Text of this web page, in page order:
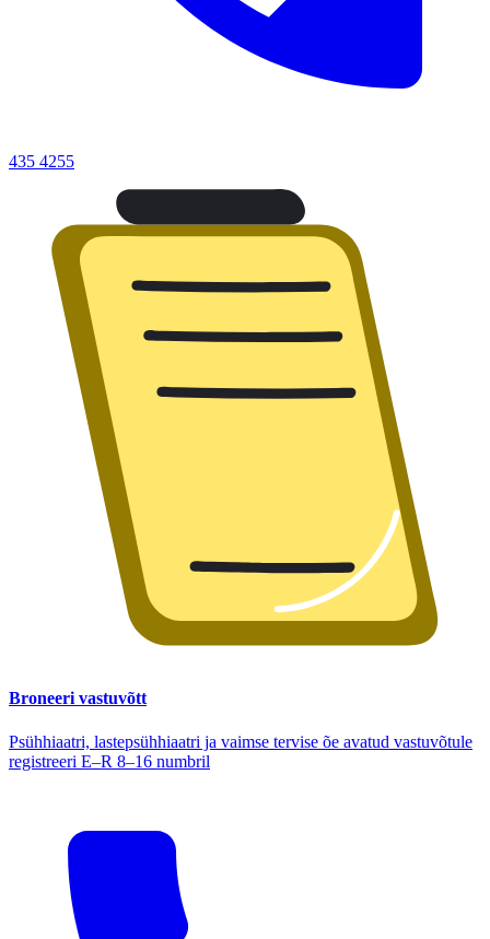
435 4255
Broneeri vastuvõtt
Psühhiaatri, lastepsühhiaatri ja vaimse tervise õe avatud vastuvõtule
registreeri E–R 8–16 numbril